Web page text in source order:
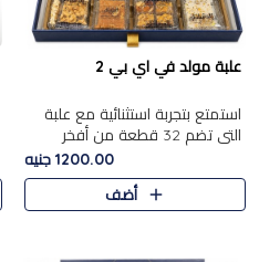
علبة مولد في اي بي 2
استمتع بتجربة استثنائية مع علبة
التي تضم 32 قطعة من أفخر
حلويات المولد الشرقية، في تشكيلة
تجمع بين الأصالة والاختيارات
الفاخرة. تحتوي العلبة..
1200.00 جنيه
أضف